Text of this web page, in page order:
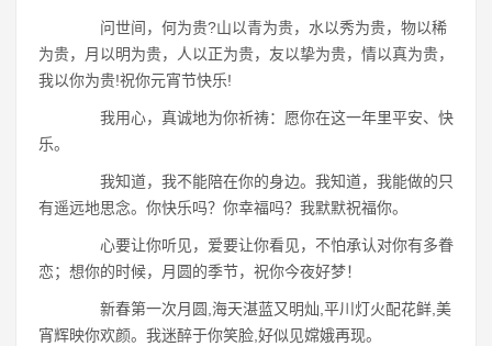
问世间，何为贵?山以青为贵，水以秀为贵，物以稀
为贵，月以明为贵，人以正为贵，友以挚为贵，情以真为贵，
我以你为贵!祝你元宵节快乐!
我用心，真诚地为你祈祷：愿你在这一年里平安、快
乐。
我知道，我不能陪在你的身边。我知道，我能做的只
有遥远地思念。你快乐吗？你幸福吗？我默默祝福你。
心要让你听见，爱要让你看见，不怕承认对你有多眷
恋；想你的时候，月圆的季节，祝你今夜好梦！
新春第一次月圆,海天湛蓝又明灿,平川灯火配花鲜,美
宵辉映你欢颜。我迷醉于你笑脸,好似见嫦娥再现。